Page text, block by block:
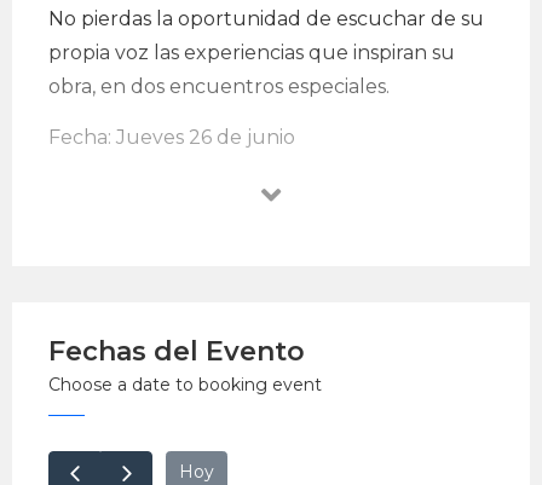
No pierdas la oportunidad de escuchar de su
propia voz las experiencias que inspiran su
obra, en dos encuentros especiales.
Fecha: Jueves 26 de junio
Lugar: Casa O’Higgins (Jirón de la Unión 554,
Aforo limitado. Ingreso por orden de llegada
Fechas del Evento
Choose a date to booking event
Hoy